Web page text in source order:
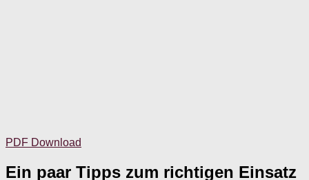
PDF Download
Ein paar Tipps zum richtigen Einsatz